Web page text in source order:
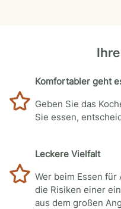
Komfortabler geht
Geben Sie das
Sie essen,
Leckere Vielfalt
Wer beim Essen
die Risiken einer
aus dem großen